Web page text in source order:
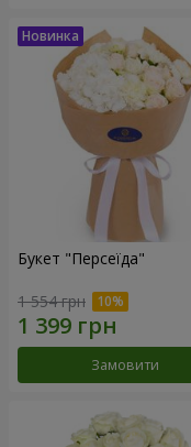
Букет "Персеїда"
1 554 грн
Замовити